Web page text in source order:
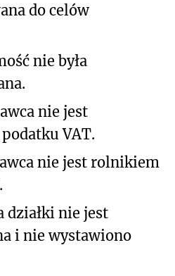
do celów
nie była
nie jest
VAT.
nie jest rolnikiem
działki nie jest
i nie wystawiono